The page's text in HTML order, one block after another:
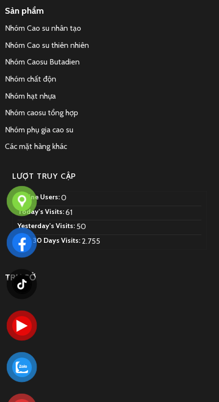
Sản phẩm
Nhóm Cao su nhân tạo
Nhóm Cao su thiên nhiên
Nhóm Caosu Butadien
Nhóm chất độn
Nhóm hạt nhựa
Nhóm caosu tổng hợp
Nhóm phụ gia cao su
Các mặt hàng khác
LƯỢT TRUY CẬP
Online Users:0
Today's Visits:61
Yesterday's Visits: 50
Last 30 Days Visits: 2.755
TRỤ SỞ